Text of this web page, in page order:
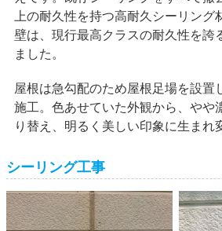
上の耐久性を持つ高耐久シーリング
壁は、現行最高クラスの耐久性を誇
ました。
屋根は急勾配のため屋根足場を設置
施工。色あせていた外観から、やや
り替え、明るく美しい印象に生まれ
シーリング工事